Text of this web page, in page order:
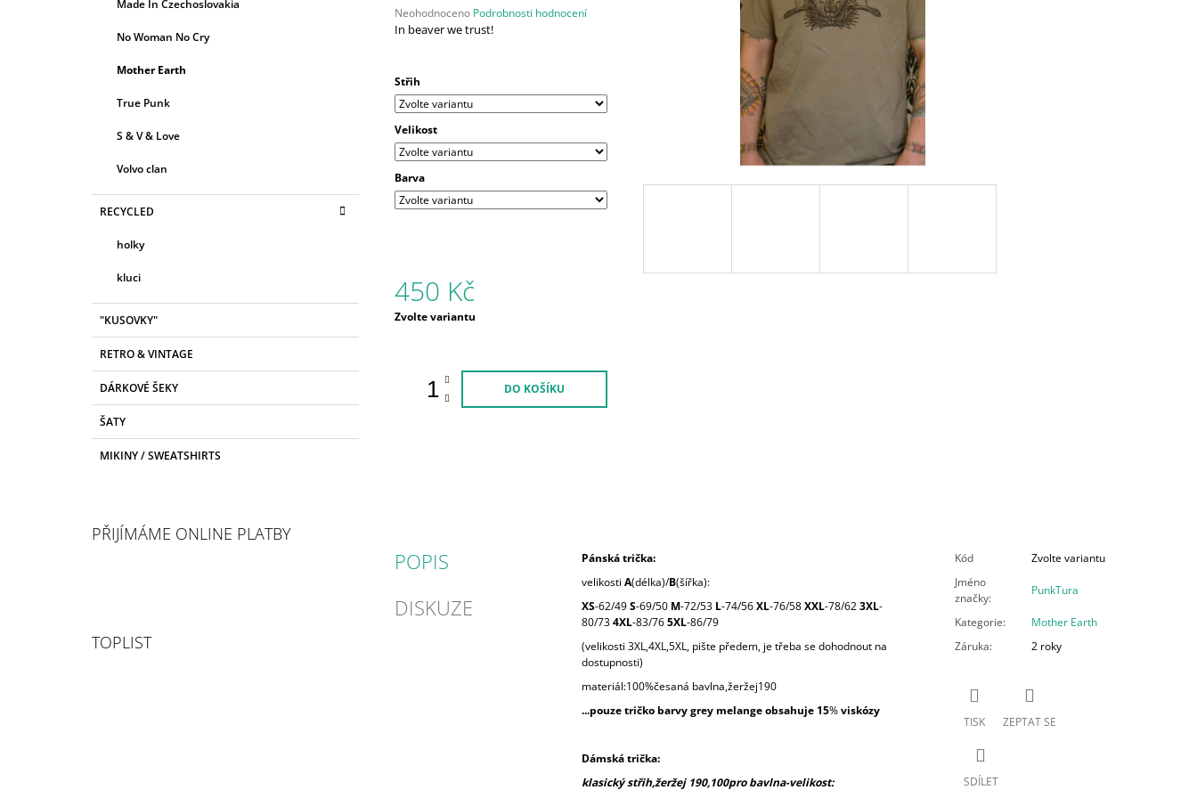
Made In Czechoslovakia
No Woman No Cry
Mother Earth
True Punk
S & V & Love
Volvo clan
RECYCLED
holky
kluci
"KUSOVKY"
RETRO & VINTAGE
DÁRKOVÉ ŠEKY
ŠATY
MIKINY / SWEATSHIRTS
PŘIJÍMÁME ONLINE PLATBY
TOPLIST
Průměrné
hodnocení
0,0
z
5
hvězdiček.
Neohodnoceno Podrobnosti hodnocení
In beaver we trust!
Střih
Velikost
Barva
450 Kč
Měrná
Zvolte variantu
DO KOŠÍKU
POPIS
DISKUZE
Pánská trička:
velikosti A(délka)/B(šířka):
XS-62/49S-69/50 M-72/53L-74/56XL-76/58XXL-78/623XL-
80/734XL-83/765XL-86/79
(velikosti 3XL,4XL,5XL, pište předem, je třeba se dohodnout na
dostupnosti)
materiál:100%česaná bavlna,žeržej190
...pouze tričko barvy grey melange obsahuje 15%viskózy
Dámská trička:
klasický střih,žeržej 190,100pro bavlna-velikost:
Kód
Zvolte variantu
Jméno
značky:
PunkTura
Kategorie:
Mother Earth
Záruka: 2 roky
TISK ZEPTAT SE
SDÍLET